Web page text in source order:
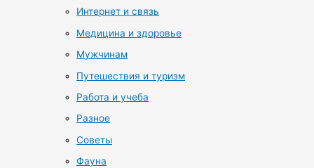
Интернет и связь
Медицина и здоровье
Мужчинам
Путешествия и туризм
Работа и учеба
Разное
Советы
Фауна